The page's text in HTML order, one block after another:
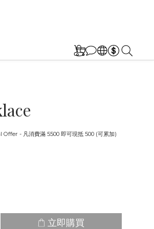
- 凡消費滿 5500 即可現抵 500 (可累加)
立即購買